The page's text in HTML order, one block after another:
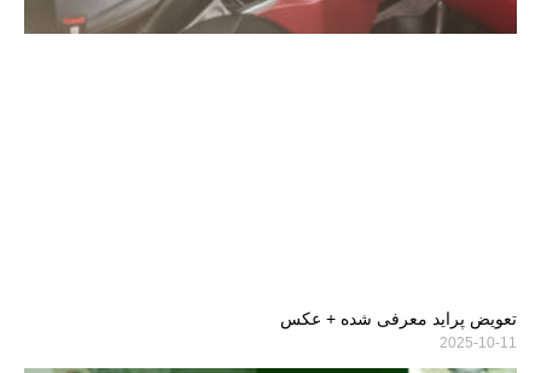
تعویض پراید معرفی شده + عکس
2025-10-11